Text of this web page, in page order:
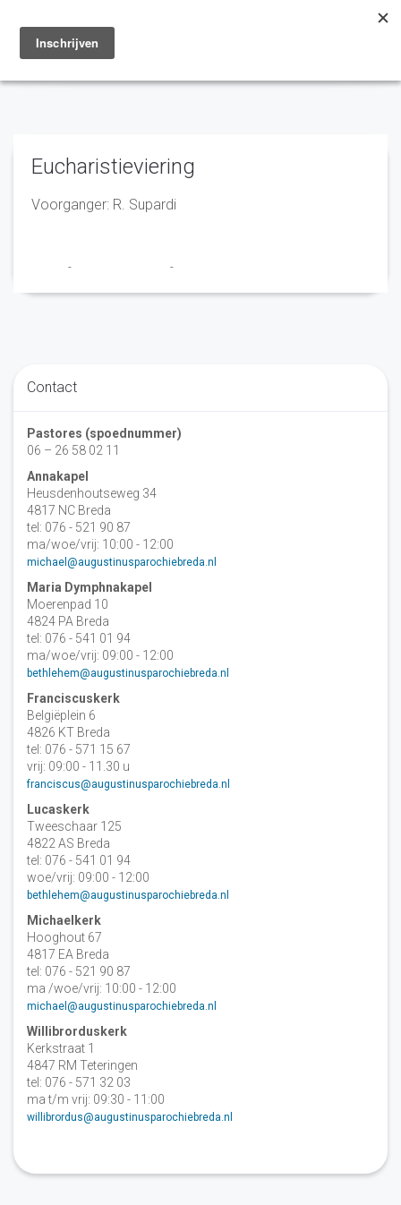
Toggle
navigation
Eucharistieviering
Voorganger: R. Supardi
- -
Contact
Pastores (spoednummer)
06 – 26 58 02 11
Annakapel
Heusdenhoutseweg 34
4817 NC Breda
tel: 076 - 521 90 87
ma/woe/vrij: 10:00 - 12:00
michael@augustinusparochiebreda.nl
Maria Dymphnakapel
Moerenpad 10
4824 PA Breda
tel: 076 - 541 01 94
ma/woe/vrij: 09:00 - 12:00
bethlehem@augustinusparochiebreda.nl
Franciscuskerk
Belgiëplein 6
4826 KT Breda
tel: 076 - 571 15 67
vrij: 09:00 - 11.30 u
franciscus@augustinusparochiebreda.nl
Lucaskerk
Tweeschaar 125
4822 AS Breda
tel: 076 - 541 01 94
woe/vrij: 09:00 - 12:00
bethlehem@augustinusparochiebreda.nl
Michaelkerk
Hooghout 67
4817 EA Breda
tel: 076 - 521 90 87
ma /woe/vrij: 10:00 - 12:00
michael@augustinusparochiebreda.nl
Willibrorduskerk
Kerkstraat 1
4847 RM Teteringen
tel: 076 - 571 32 03
ma t/m vrij: 09:30 - 11:00
willibrordus@augustinusparochiebreda.nl